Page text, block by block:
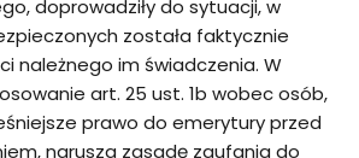
doprowadziły do sytuacji, w
została faktycznie
należnego im świadczenia. W
art. 25 ust. 1b wobec osób,
prawo do emerytury przed
narusza zasadę zaufania do